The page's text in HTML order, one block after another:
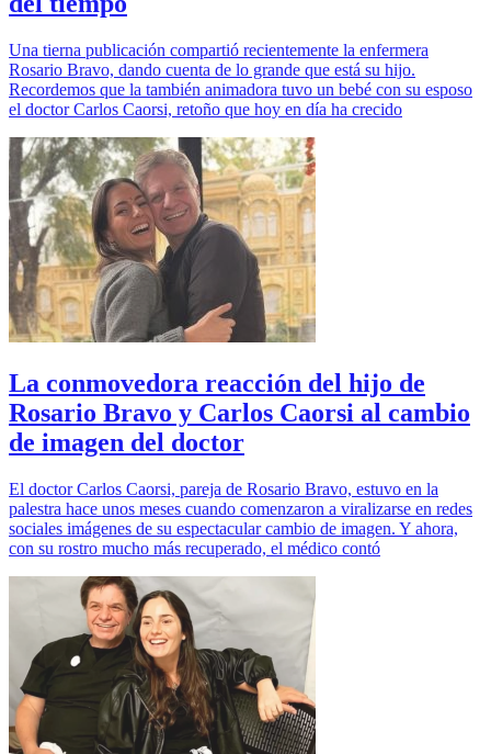
Una tierna publicación compartió recientemente la enfermera
Rosario Bravo, dando cuenta de lo grande que está su hijo.
Recordemos que la también animadora tuvo un bebé con su esposo
el doctor Carlos Caorsi, retoño que hoy en día ha crecido
La conmovedora reacción del hijo de
Rosario Bravo y Carlos Caorsi al cambio
de imagen del doctor
El doctor Carlos Caorsi, pareja de Rosario Bravo, estuvo en la
palestra hace unos meses cuando comenzaron a viralizarse en redes
sociales imágenes de su espectacular cambio de imagen. Y ahora,
con su rostro mucho más recuperado, el médico contó